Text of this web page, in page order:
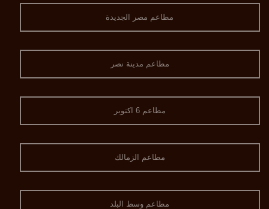
مطاعم مصر الجديدة
مطاعم مدينة نصر
مطاعم 6 اكتوبر
مطاعم الزمالك
مطاعم وسط البلد